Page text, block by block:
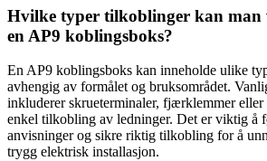
Hvilke typer tilkoblinger kan man
en AP9 koblingsboks?
En AP9 koblingsboks kan inneholde ulike
avhengig av formålet og bruksområdet.
inkluderer skrueterminaler, fjærklemmer
enkel tilkobling av ledninger. Det er viktig å
anvisninger og sikre riktig tilkobling for å
trygg elektrisk installasjon.